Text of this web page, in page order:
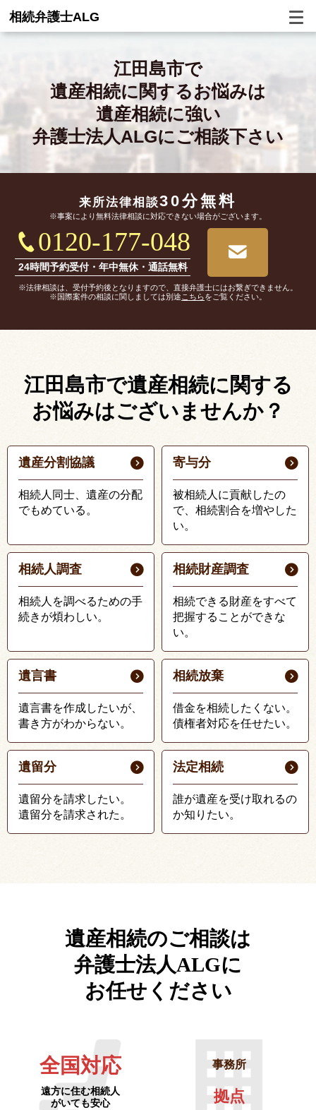
相続弁護士ALG
江田島市で
遺産相続に関するお悩みは
遺産相続に強い
弁護士法人ALGにご相談下さい
来所法律相談30分無料
※事案により無料法律相談に対応できない場合がございます。
0120-177-048
24時間予約受付・年中無休・通話無料
※法律相談は、受付予約後となりますので、直接弁護士にはお繋ぎできません。
※国際案件の相談に関しましては別途 こちらをご覧ください。
江田島市で遺産相続に関する
お悩みはございませんか？
遺産分割協議
相続人同士、遺産の分配
でもめている。
寄与分
被相続人に貢献したの
で、相続割合を増やした
い。
相続人調査
相続人を調べるための手
続きが煩わしい。
相続財産調査
相続できる財産をすべて
把握することができな
い。
遺言書
遺言書を作成したいが、
書き方がわからない。
相続放棄
借金を相続したくない。
債権者対応を任せたい。
遺留分
遺留分を請求したい。
遺留分を請求された。
法定相続
誰が遺産を受け取れるの
か知りたい。
遺産相続のご相談は
弁護士法人ALGに
お任せください
全国対応
遠方に住む相続人
がいても安心
事務所
拠点